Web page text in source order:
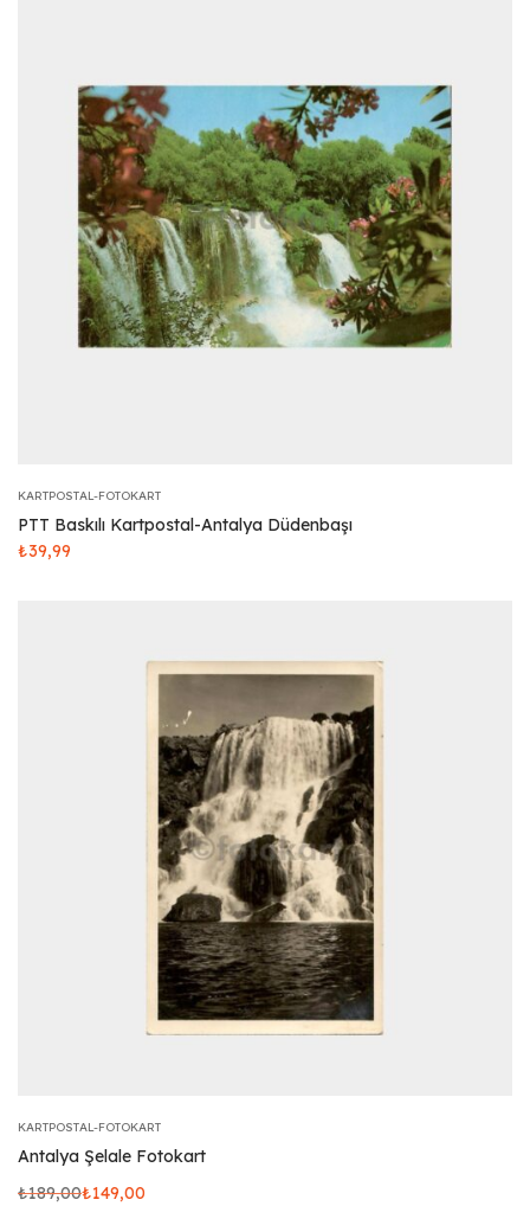
KARTPOSTAL-FOTOKART
PTT Baskılı Kartpostal-Antalya Düdenbaşı
₺39,99
KARTPOSTAL-FOTOKART
Antalya Şelale Fotokart
₺189,00₺149,00